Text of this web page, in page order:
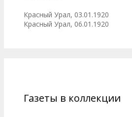
Красный Урал, 03.01.1920
Красный Урал, 06.01.1920
Газеты в коллекции